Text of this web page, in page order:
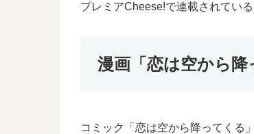
プレミアCheese!で連載されてい
漫画「恋は空から
コミック「恋は空から降ってくる